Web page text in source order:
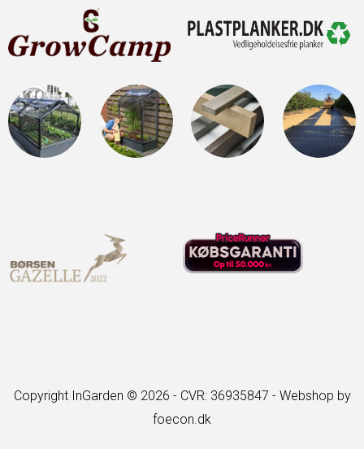
Copyright InGarden © 2026 - CVR: 36935847 - Webshop by
foecon.dk